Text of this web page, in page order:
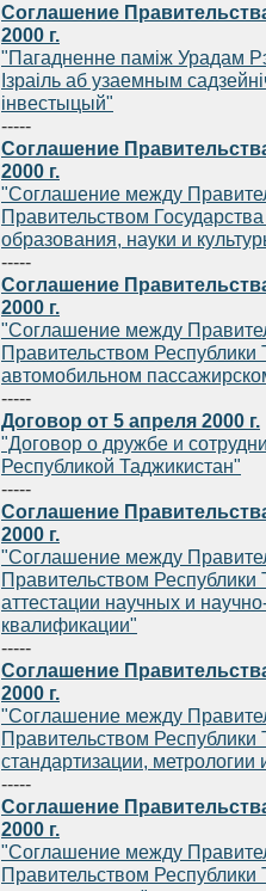
Соглашение
2000 г.
"Пагадненне памiж Урадам
Iзраiль аб узаемным
iнвестыцый"
-----
Соглашение
2000 г.
"Соглашение между
Правительством
образования, науки и
-----
Соглашение
2000 г.
"Соглашение между
Правительством
автомобильном
-----
Договор от 5 апреля 2000 г.
"Договор о дружбе и
Республикой Таджикистан"
-----
Соглашение
2000 г.
"Соглашение между
Правительством Республики
аттестации научных и
квалификации"
-----
Соглашение
2000 г.
"Соглашение между
Правительством Республики
стандартизации,
-----
Соглашение
2000 г.
"Соглашение между
Правительством Республики